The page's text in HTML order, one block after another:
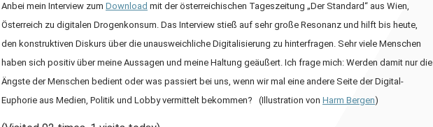
Anbei mein Interview zum Download mit der österreichischen Tageszeitung „Der Standard“ aus Wien,
Österreich zu digitalen Drogenkonsum. Das Interview stieß auf sehr große Resonanz und hilft bis heute,
den konstruktiven Diskurs über die unausweichliche Digitalisierung zu hinterfragen. Sehr viele Menschen
haben sich positiv über meine Aussagen und meine Haltung geäußert. Ich frage mich: Werden damit nur die
Ängste der Menschen bedient oder was passiert bei uns, wenn wir mal eine andere Seite der Digital-
Euphorie aus Medien, Politik und Lobby vermittelt bekommen? (Illustration von Harm Bergen)